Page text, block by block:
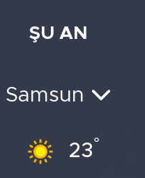
ŞU AN
Samsun
23°
Haberleri